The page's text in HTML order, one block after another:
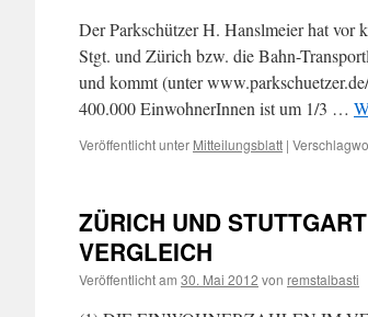
Der Parkschützer H. Hanslmeier hat vor
Stgt. und Zürich bzw. die Bahn-
und kommt (unter
400.000 EinwohnerInnen ist um 1/3 …
Veröffentlicht unter Mitteilungsblatt |
ZÜRICH UND
VERGLEICH
Veröffentlicht am 30. Mai 2012 von remstalbasti